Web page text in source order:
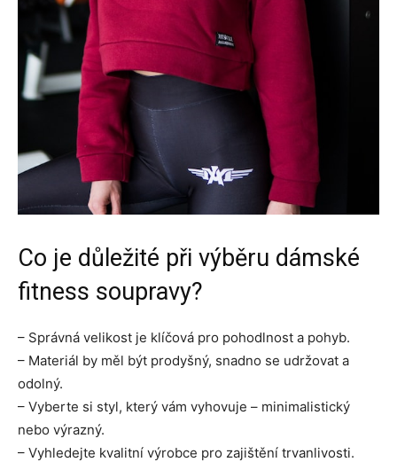
Co je důležité při výběru dámské
fitness soupravy?
– Správná velikost je klíčová pro pohodlnost a pohyb.
– Materiál by měl být prodyšný, snadno se udržovat a
odolný.
– Vyberte si styl, který vám vyhovuje – minimalistický
nebo výrazný.
– Vyhledejte kvalitní výrobce pro zajištění trvanlivosti.